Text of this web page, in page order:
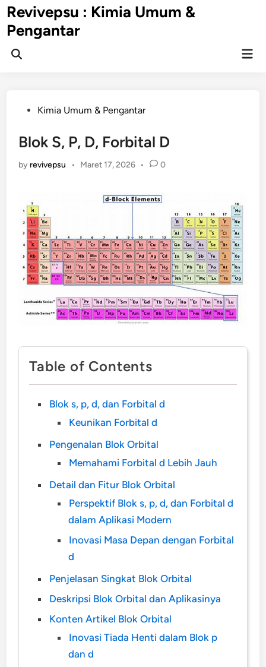
Skip
to
content
Revivepsu : Kimia Umum &
Pengantar
Open
PostedKimia Umum & Pengantar
Blok S, P, D, Forbital D
by revivepsu • Maret 17, 2026 • 0
Table of Contents
Blok s, p, d, dan Forbital d
Keunikan Forbital d
Pengenalan Blok Orbital
Memahami Forbital d Lebih Jauh
Detail dan Fitur Blok Orbital
Perspektif Blok s, p, d, dan Forbital d
dalam Aplikasi Modern
Inovasi Masa Depan dengan Forbital
d
Penjelasan Singkat Blok Orbital
Deskripsi Blok Orbital dan Aplikasinya
Konten Artikel Blok Orbital
Inovasi Tiada Henti dalam Blok p
dan d